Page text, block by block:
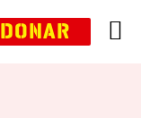
DONAR